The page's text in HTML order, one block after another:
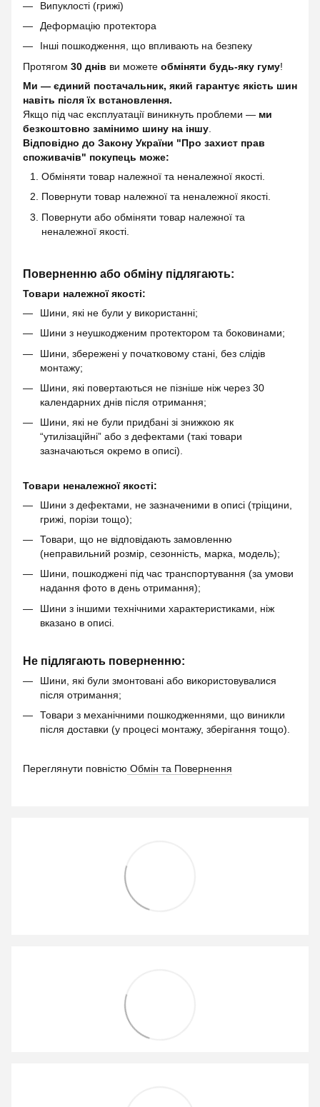
Випуклості (грижі)
Деформацію протектора
Інші пошкодження, що впливають на безпеку
Протягом 30 днів ви можете обміняти будь-яку гуму!
Ми — єдиний постачальник, який гарантує якість шин
навіть після їх встановлення.
Якщо під час експлуатації виникнуть проблеми — ми
безкоштовно замінимо шину на іншу
Відповідно до Закону України "Про захист прав
споживачів" покупець може:
Обміняти товар належної та неналежної якості.
Повернути товар належної та неналежної якості.
Повернути або обміняти товар належної та
неналежної якості.
Поверненню або обміну підлягають:
Товари належної якості:
Шини, які не були у використанні;
Шини з неушкодженим протектором та боковинами;
Шини, збережені у початковому стані, без слідів
монтажу;
Шини, які повертаються не пізніше ніж через 30
календарних днів після отримання;
Шини, які не були придбані зі знижкою як
“утилізаційні” або з дефектами (такі товари
зазначаються окремо в описі).
Товари неналежної якості:
Шини з дефектами, не зазначеними в описі (тріщини,
грижі, порізи тощо);
Товари, що не відповідають замовленню
(неправильний розмір, сезонність, марка, модель);
Шини, пошкоджені під час транспортування (за умови
надання фото в день отримання);
Шини з іншими технічними характеристиками, ніж
вказано в описі.
Не підлягають поверненню:
Шини, які були змонтовані або використовувалися
після отримання;
Товари з механічними пошкодженнями, що виникли
після доставки (у процесі монтажу, зберігання тощо).
Переглянути повністю Обмін та Повернення